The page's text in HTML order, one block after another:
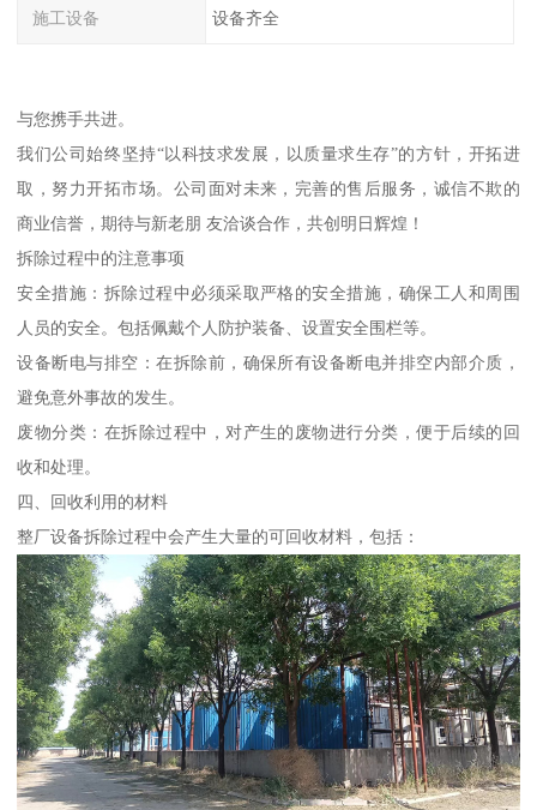
施工设备 设备齐全
与您携手共进。
我们公司始终坚持“以科技求发展，以质量求生存”的方针，开拓进
取，努力开拓市场。公司面对未来，完善的售后服务，诚信不欺的
商业信誉，期待与新老朋 友洽谈合作，共创明日辉煌！
拆除过程中的注意事项
安全措施：拆除过程中必须采取严格的安全措施，确保工人和周围
人员的安全。包括佩戴个人防护装备、设置安全围栏等。
设备断电与排空：在拆除前，确保所有设备断电并排空内部介质，
避免意外事故的发生。
废物分类：在拆除过程中，对产生的废物进行分类，便于后续的回
收和处理。
四、回收利用的材料
整厂设备拆除过程中会产生大量的可回收材料，包括：